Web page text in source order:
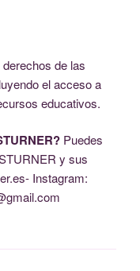
de las
el acceso a
educativos.
Puedes
y sus
Instagram: